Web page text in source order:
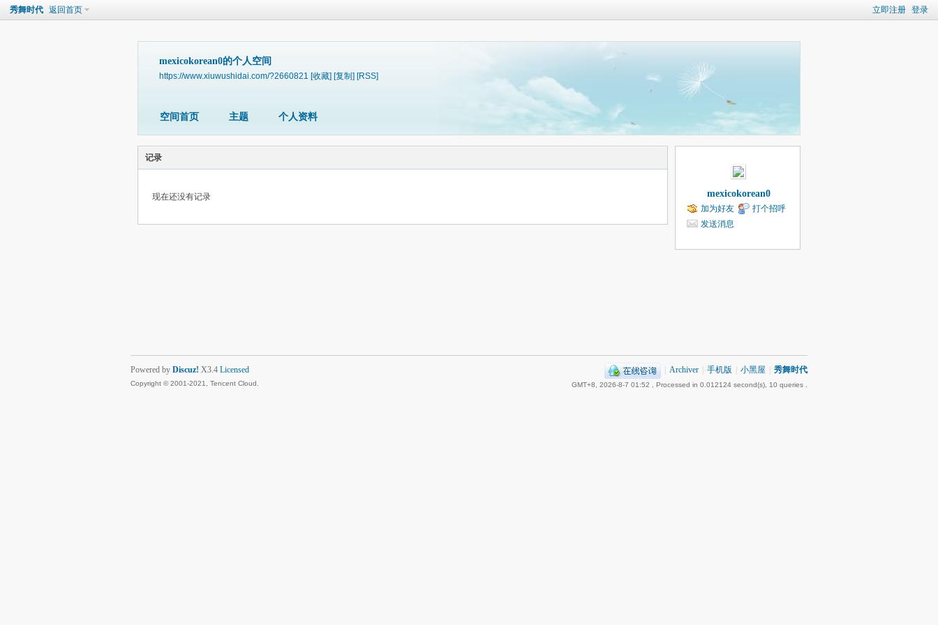
立即注册 登录
秀舞时代 返回首页
mexicokorean0的个人空间
https://www.xiuwushidai.com/?2660821 [收藏] [复制] [RSS]
空间首页 主题 个人资料
记录
现在还没有记录 mexicokorean0
加为好友
打个招呼
发送消息
Archiver 手机版 小黑屋 秀舞时代
GMT+8, 2026-8-7 01:52 , Processed in 0.012124 second(s), 10 queries .
Powered by Discuz! X3.4 Licensed
Copyright © 2001-2021, Tencent Cloud.